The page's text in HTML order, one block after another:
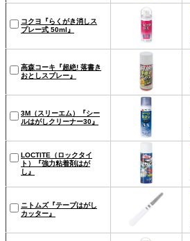
コクヨ『らくがき消しス
プレー式 50ml』
高森コーキ『超絶! 落書き
おとしスプレー』
3M（スリーエム）『シー
ルはがしクリーナー30』
LOCTITE（ロックタイ
ト）『強力粘着剤はが
し』
ニトムズ『テープはがし
カッター』